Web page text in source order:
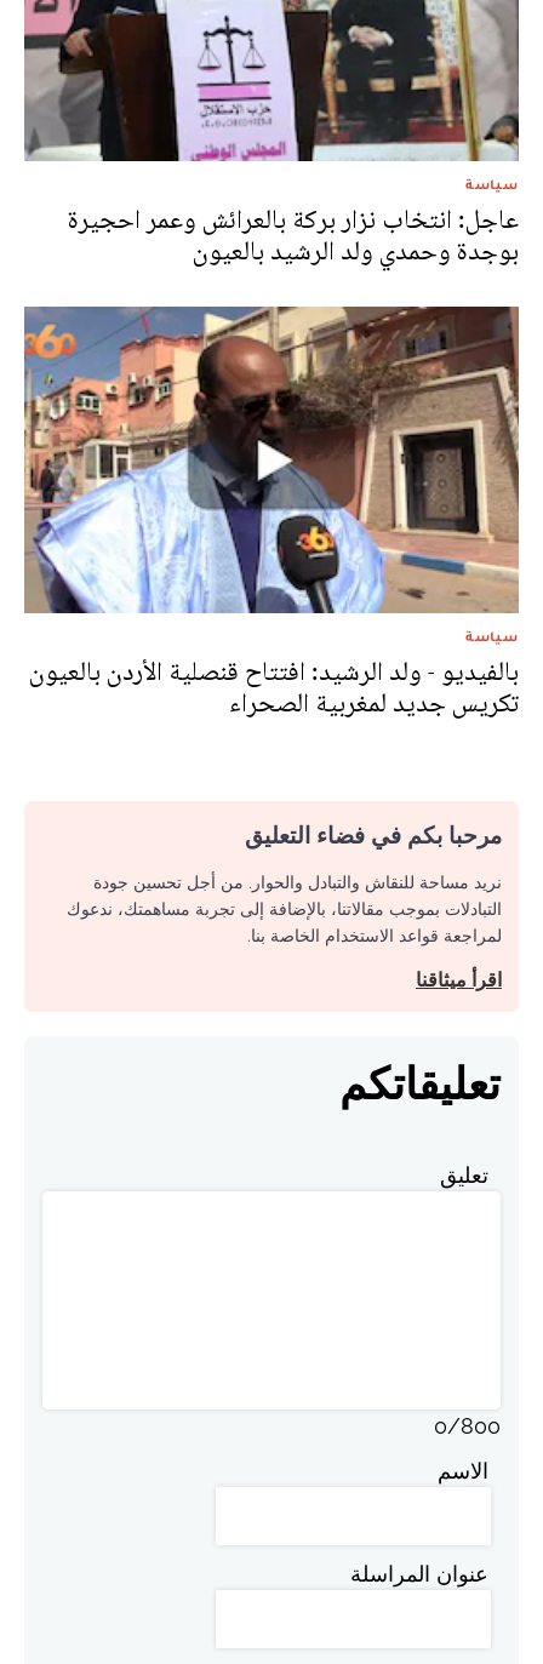
سياسة
عاجل: انتخاب نزار بركة بالعرائش وعمر احجيرة
بوجدة وحمدي ولد الرشيد بالعيون
سياسة
بالفيديو - ولد الرشيد: افتتاح قنصلية الأردن بالعيون
تكريس جديد لمغربية الصحراء
مرحبا بكم في فضاء التعليق
نريد مساحة للنقاش والتبادل والحوار. من أجل تحسين جودة
التبادلات بموجب مقالاتنا، بالإضافة إلى تجربة مساهمتك، ندعوك
لمراجعة قواعد الاستخدام الخاصة بنا.
اقرأ ميثاقنا
تعليقاتكم
تعليق
0/800
الاسم
عنوان المراسلة